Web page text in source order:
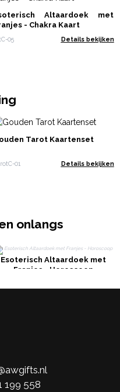
Altaardoek met
- Chakra Kaart
05 Details bekijken
Tarot Kaartenset
01 Details bekijken
onlangs
Esoterisch Altaardoek met
Franjes - Horoscoop
199 558